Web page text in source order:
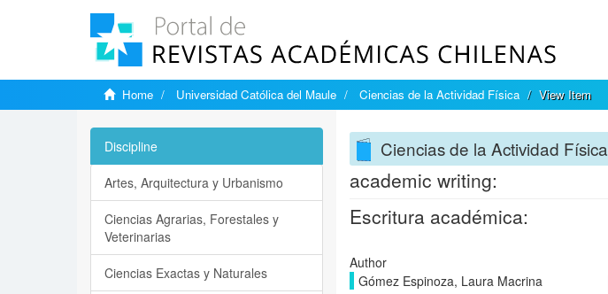
Home Universidad Católica del Maule Ciencias de la Actividad Física View Item
Ciencias de la Actividad Física
academic writing:
Escritura académica:
Author
Gómez Espinoza, Laura Macrina
Discipline
Artes, Arquitectura y Urbanismo
Ciencias Agrarias, Forestales y
Veterinarias
Ciencias Exactas y Naturales